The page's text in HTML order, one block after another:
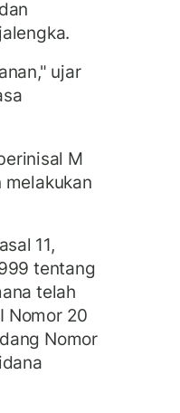
ujar
M
11,
tentang
telah
Nomor 20
Nomor